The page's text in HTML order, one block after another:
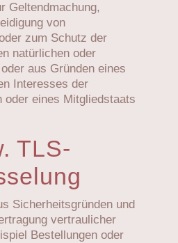
Geltendmachung,
von
zum Schutz der
natürlichen oder
aus Gründen eines
Interesses der
oder eines Mitgliedstaats
TLS-
Sicherheitsgründen und
vertraulicher
Bestellungen oder